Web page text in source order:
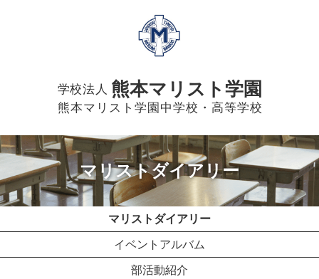
学校法人 熊本マリスト学園
熊本マリスト学園中学校・高等学校
マリストダイアリー
マリストダイアリー
イベントアルバム
部活動紹介